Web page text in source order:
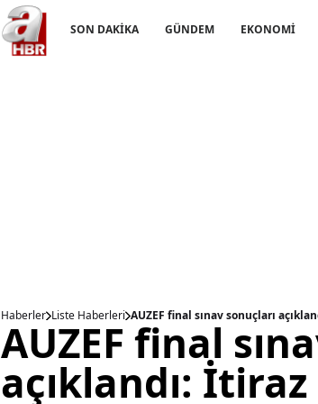
SON DAKİKA GÜNDEM EKONOMİ
Haberler Liste Haberleri AUZEF final sınav sonuçları
AUZEF final
açıklandı: